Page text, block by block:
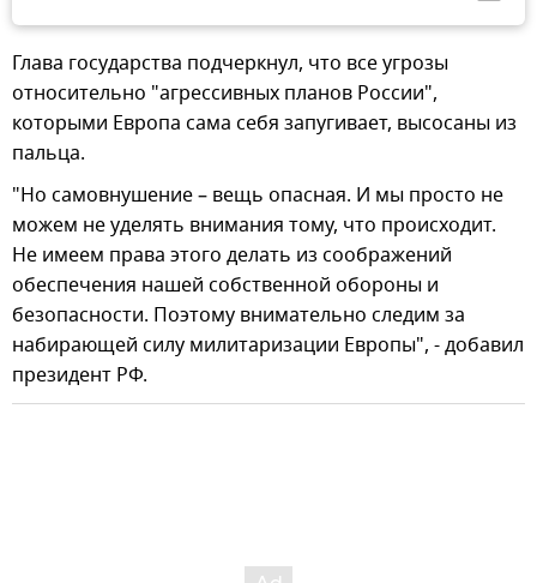
Глава государства подчеркнул, что все угрозы
относительно "агрессивных планов России",
которыми Европа сама себя запугивает, высосаны из
пальца.
"Но самовнушение – вещь опасная. И мы просто не
можем не уделять внимания тому, что происходит.
Не имеем права этого делать из соображений
обеспечения нашей собственной обороны и
безопасности. Поэтому внимательно следим за
набирающей силу милитаризации Европы", - добавил
президент РФ.